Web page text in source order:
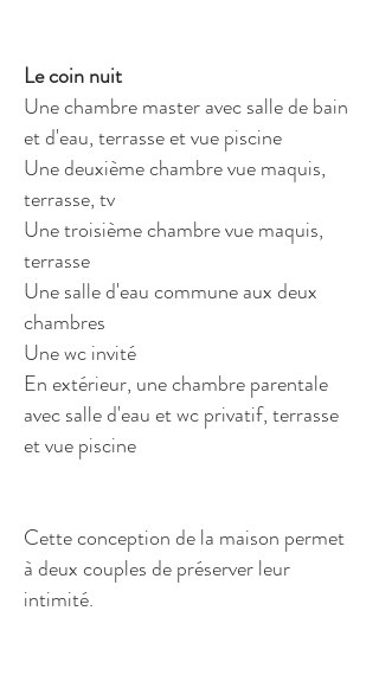
Le coin nuit
Une chambre master avec salle de bain
et d'eau, terrasse et vue piscine
Une deuxième chambre vue maquis,
terrasse, tv
Une troisième chambre vue maquis,
terrasse
Une salle d'eau commune aux deux
chambres
Une wc invité
En extérieur, une chambre parentale
avec salle d'eau et wc privatif, terrasse
et vue piscine
Cette conception de la maison permet
à deux couples de préserver leur
intimité.